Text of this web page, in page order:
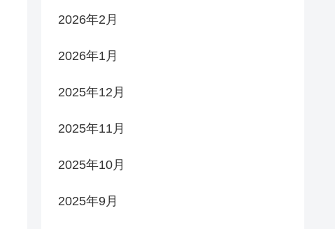
2026年2月
2026年1月
2025年12月
2025年11月
2025年10月
2025年9月